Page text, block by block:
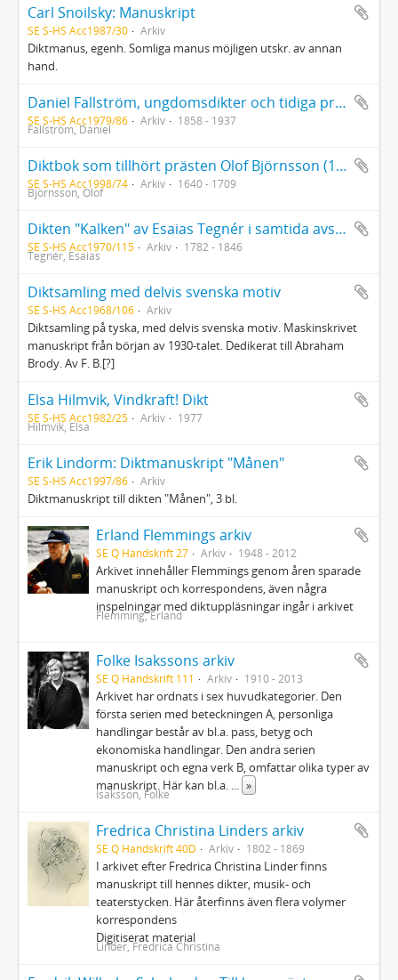
Carl Snoilsky: Manuskript
SE S-HS Acc1987/30 Arkiv
Diktmanus, egenh. Somliga manus möjligen utskr. av annan
hand.
Daniel Fallström, ungdomsdikter och tidiga prosaberättelser. 15 volymer och lägg.
SE S-HS Acc1979/86 Arkiv 1858 - 1937
Fallström, Daniel
Diktbok som tillhört prästen Olof Björnsson (1640-1709) daterad "Kumbla Prestegårdh" d. 25 apr. 1676
SE S-HS Acc1998/74 Arkiv 1640 - 1709
Björnsson, Olof
Dikten "Kalken" av Esaias Tegnér i samtida avskrift
SE S-HS Acc1970/115 Arkiv 1782 - 1846
Tegnér, Esaias
Diktsamling med delvis svenska motiv
SE S-HS Acc1968/106 Arkiv
Diktsamling på tyska, med delvis svenska motiv. Maskinskrivet
manuskript från början av 1930-talet. Dedikerat till Abraham
Brody. Av F. B.[?]
Elsa Hilmvik, Vindkraft! Dikt
SE S-HS Acc1982/25 Arkiv 1977
Hilmvik, Elsa
Erik Lindorm: Diktmanuskript "Månen"
SE S-HS Acc1997/86 Arkiv
Diktmanuskript till dikten "Månen", 3 bl.
Erland Flemmings arkiv
SE Q Handskrift 27 Arkiv 1948 - 2012
Arkivet innehåller Flemmings genom åren sparade
manuskript och korrespondens, även några
inspelningar med diktuppläsningar ingår i arkivet
Flemming, Erland
Folke Isakssons arkiv
SE Q Handskrift 111 Arkiv 1910 - 2013
Arkivet har ordnats i sex huvudkategorier. Den
första serien med beteckningen A, personliga
handlingar består av bl.a. pass, betyg och
ekonomiska handlingar. Den andra serien
manuskript och egna verk B, omfattar olika typer av
manuskript. Här kan bl.a. ... »
Isaksson, Folke
Fredrica Christina Linders arkiv
SE Q Handskrift 40D Arkiv 1802 - 1869
I arkivet efter Fredrica Christina Linder finns
manuskript till hennes dikter, musik- och
teaterstycken. Här återfinns även flera volymer
korrespondens
Digitiserat material
Linder, Fredrica Christina